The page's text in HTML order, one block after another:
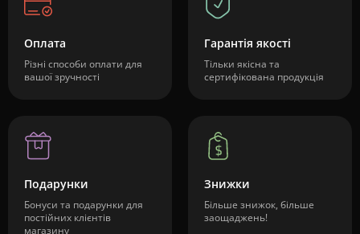
Оплата
Різні способи оплати для
вашої зручності
Гарантія якості
Тільки якісна та
сертифікована продукція
Подарунки
Бонуси та подарунки для
постійних клієнтів
магазину
Знижки
Більше знижок, більше
заощаджень!